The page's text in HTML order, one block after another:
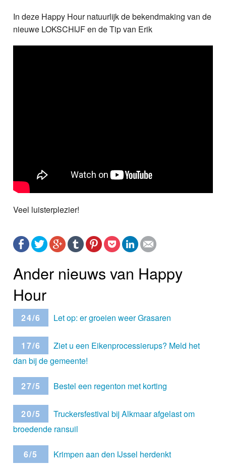
In deze Happy Hour natuurlijk de bekendmaking van de
nieuwe LOKSCHIJF en de Tip van Erik
Veel luisterplezier!
Ander nieuws van Happy
Hour
24/6 Let op: er groeien weer Grasaren
17/6
Ziet u een Eikenprocessierups? Meld het
dan bij de gemeente!
27/5 Bestel een regenton met korting
20/5
Truckersfestival bij Alkmaar afgelast om
broedende ransuil
6/5
Krimpen aan den IJssel herdenkt